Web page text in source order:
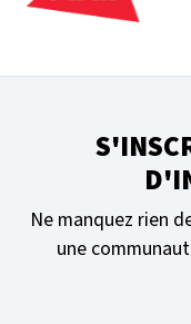
Ne manquez rien
une